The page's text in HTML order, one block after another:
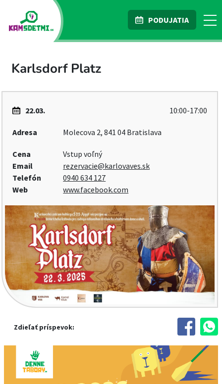
PODUJATIA
Karlsdorf Platz
22.03. 10:00-17:00
Adresa Molecova 2, 841 04 Bratislava
Cena
Vstup voľný
Email
rezervacie@karlovaves.sk
Telefón
0940 634 127
Web
www.facebook.com
Zdieľať príspevok: